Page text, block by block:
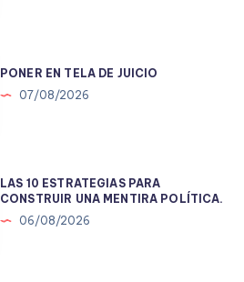
PONER EN TELA DE JUICIO
07/08/2026
LAS 10 ESTRATEGIAS PARA
CONSTRUIR UNA MENTIRA POLÍTICA.
06/08/2026